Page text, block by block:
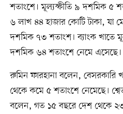
শতাংশে। মূল্যস্ফীতি ৯ দশমিক ৫
৬ লাখ ৪৪ হাজার কোটি টাকা, যা
দশমিক ৭৩ শতাংশ। ব্যাংক খাতে
দশমিক ৬৪ শতাংশে নেমে এসেছে।
রুমিন ফারহানা বলেন, বেসরকারি
থেকে কমে ৫ শতাংশে নেমেছে।
বলেন, গত ১৫ বছরে দেশ থেকে